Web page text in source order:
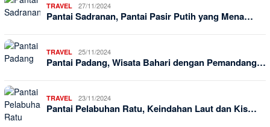
TRAVEL 27/11/2024
Pantai Sadranan, Pantai Pasir Putih yang Mena…
TRAVEL 25/11/2024
Pantai Padang, Wisata Bahari dengan Pemandang…
TRAVEL 23/11/2024
Pantai Pelabuhan Ratu, Keindahan Laut dan Kis…